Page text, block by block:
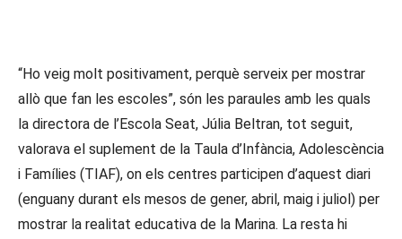
“Ho veig molt positivament, perquè serveix per mostrar
allò que fan les escoles”, són les paraules amb les quals
la directora de l’Escola Seat, Júlia Beltran, tot seguit,
valorava el suplement de la Taula d’Infància, Adolescència
i Famílies (TIAF), on els centres participen d’aquest diari
(enguany durant els mesos de gener, abril, maig i juliol) per
mostrar la realitat educativa de la Marina. La resta hi